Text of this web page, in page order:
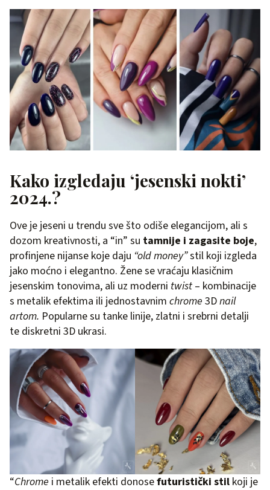
Kako izgledaju ‘jesenski nokti’
2024.?
Ove je jeseni u trendu sve što odiše elegancijom, ali s
dozom kreativnosti, a “in” su tamnije i zagasite boje,
profinjene nijanse koje daju “old money”stil koji izgleda
jako moćno i elegantno. Žene se vraćaju klasičnim
jesenskim tonovima, ali uz moderni twist– kombinacije
s metalik efektima ili jednostavnim chrome 3Dnail
artom. Popularne su tanke linije, zlatni i srebrni detalji
te diskretni 3D ukrasi.
“Chrome i metalik efekti donosefuturistički stil koji je